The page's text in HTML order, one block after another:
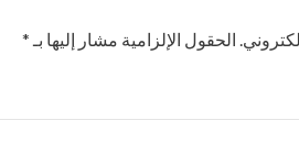
الحقول الإلزامية مشار إليها بـ *